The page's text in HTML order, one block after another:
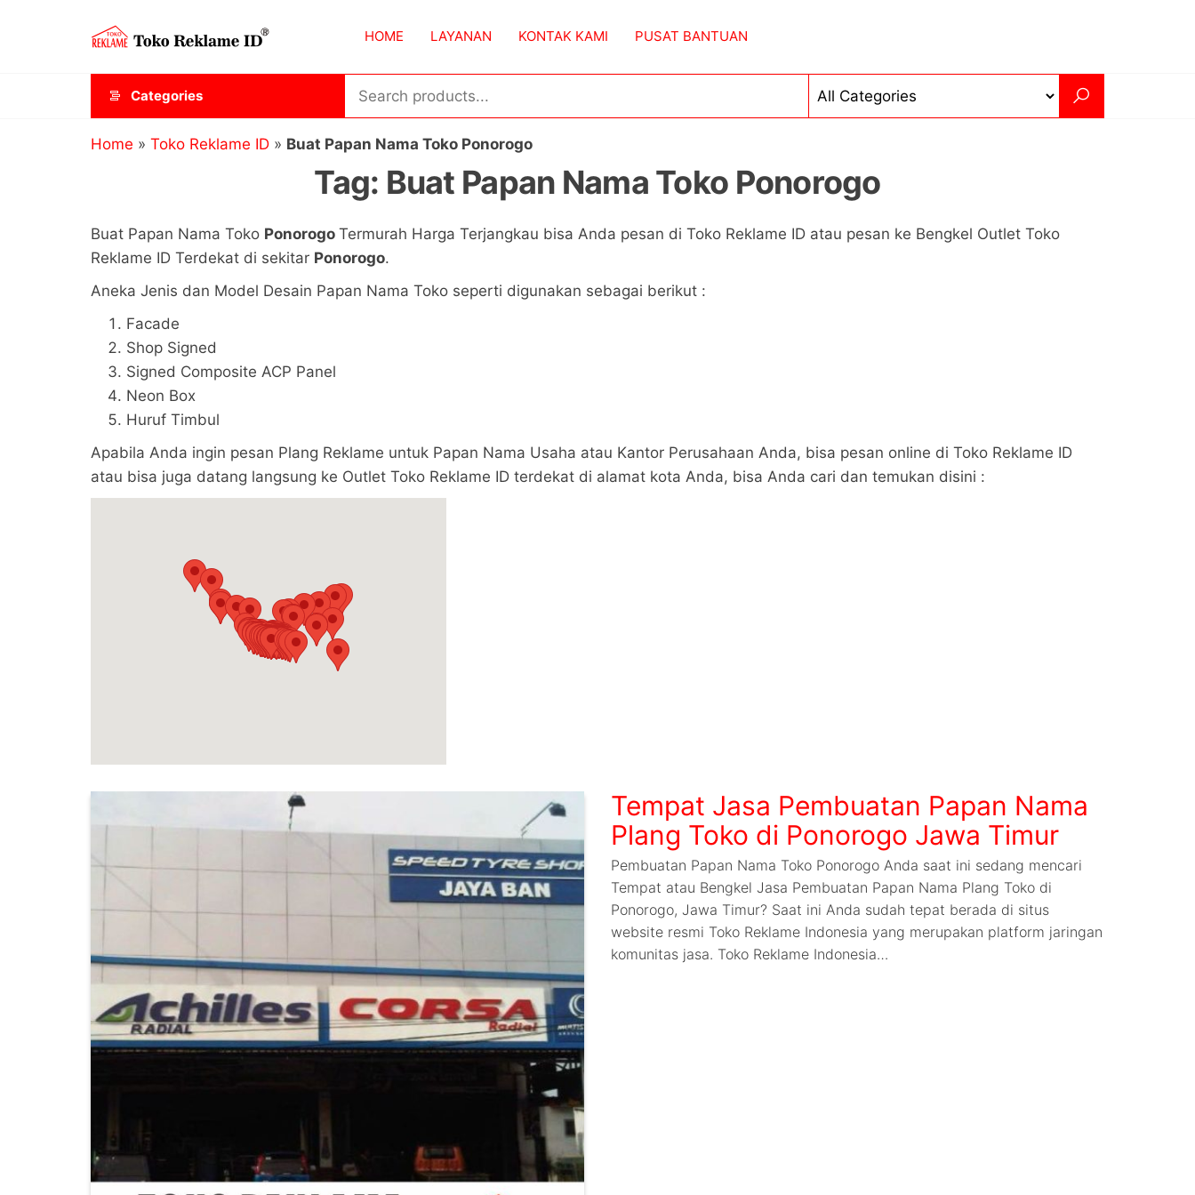
ID
HOME LAYANAN KONTAK KAMI PUSAT BANTUAN
Categories
Home » Toko Reklame ID » Buat Papan Nama Toko Ponorogo
Tag: Buat Papan Nama Toko Ponorogo
Buat Papan Nama Toko Ponorogo Termurah Harga Terjangkau bisa Anda pesan di Toko Reklame ID atau pesan ke Bengkel Outlet Toko
Reklame ID Terdekat di sekitar Ponorogo.
Aneka Jenis dan Model Desain Papan Nama Toko seperti digunakan sebagai berikut :
Facade
Shop Signed
Signed Composite ACP Panel
Neon Box
Huruf Timbul
Apabila Anda ingin pesan Plang Reklame untuk Papan Nama Usaha atau Kantor Perusahaan Anda, bisa pesan online di Toko Reklame ID
atau bisa juga datang langsung ke Outlet Toko Reklame ID terdekat di alamat kota Anda, bisa Anda cari dan temukan disini :
Tempat Jasa Pembuatan Papan Nama
Plang Toko di Ponorogo Jawa Timur
Pembuatan Papan Nama Toko Ponorogo Anda saat ini sedang mencari
Tempat atau Bengkel Jasa Pembuatan Papan Nama Plang Toko di
Ponorogo, Jawa Timur? Saat ini Anda sudah tepat berada di situs
website resmi Toko Reklame Indonesia yang merupakan platform jaringan
komunitas jasa. Toko Reklame Indonesia…